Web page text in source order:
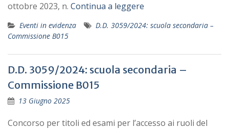
ottobre 2023, n. Continua a leggere
Eventi in evidenza
D.D. 3059/2024: scuola secondaria –
Commissione B015
D.D. 3059/2024: scuola secondaria –
Commissione B015
13 Giugno 2025
Concorso per titoli ed esami per l’accesso ai ruoli del